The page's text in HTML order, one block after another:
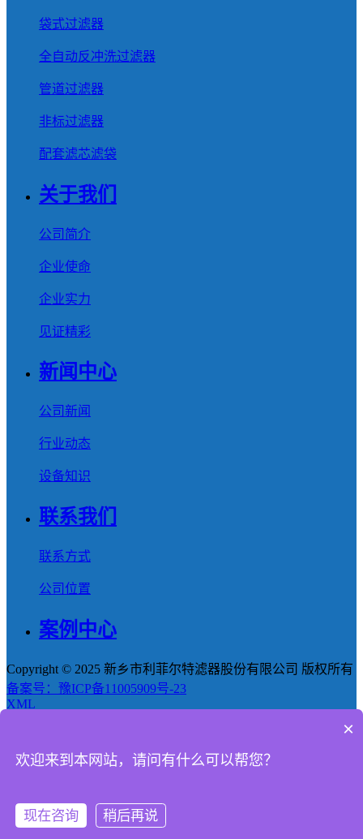
袋式过滤器
全自动反冲洗过滤器
管道过滤器
非标过滤器
配套滤芯滤袋
关于我们
公司简介
企业使命
企业实力
见证精彩
新闻中心
公司新闻
行业动态
设备知识
联系我们
联系方式
公司位置
案例中心
Copyright © 2025 新乡市利菲尔特滤器股份有限公司 版权所有
备案号：豫ICP备11005909号-23
XML
产品
新闻
×
欢迎来到本网站，请问有什么可以帮您？
现在咨询 稍后再说